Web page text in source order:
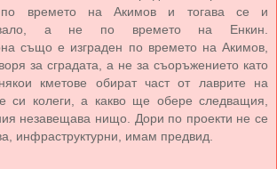
по времето на Акимов и тогава се и
а не по времето на Енкин.
също е изграден по времето на Акимов,
за сградата, а не за съоръжението като
кметове обират част от лаврите на
си колеги, а какво ще обере следващия,
незавещава нищо. Дори по проекти не се
инфраструктурни, имам предвид.